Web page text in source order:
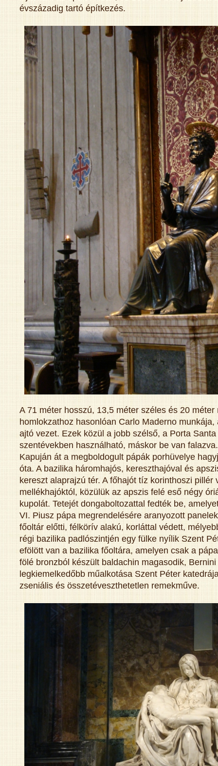
évszázadig tartó építkezés.
A 71 méter hosszú, 13,5 méter széles és 20
homlokzathoz hasonlóan Carlo Maderno
ajtó vezet. Ezek közül a jobb szélső, a Porta
szentévekben használható, máskor be van
Kapuján át a megboldogult pápák porhüvelye
óta. A bazilika háromhajós, kereszthajóval és
kereszt alaprajzú tér. A főhajót tíz korinthoszi pillér
mellékhajóktól, közülük az apszis felé eső négy
kupolát. Tetejét dongaboltozattal fedték be,
VI. Piusz pápa megrendelésére aranyozott
főoltár előtti, félkörív alakú, korláttal védett,
régi bazilika padlószintjén egy fülke nyílik Szent
efölött van a bazilika főoltára, amelyen csak a
fölé bronzból készült baldachin magasodik,
legkiemelkedőbb műalkotása Szent Péter
zseniális és összetéveszthetetlen remekműve.